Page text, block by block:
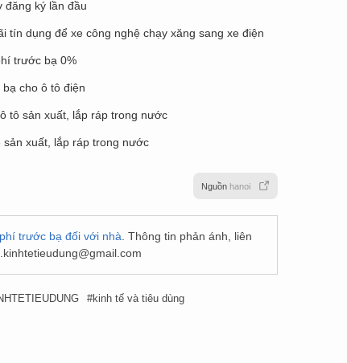
đăng ký lần đầu
tín dụng để xe công nghệ chạy xăng sang xe điện
trước bạ 0%
cho ô tô điện
tô sản xuất, lắp ráp trong nước
xuất, lắp ráp trong nước
Nguồn hanoi
trước bạ đối với nhà . Thông tin phản ánh, liên
kinh tế và tiêu dùng